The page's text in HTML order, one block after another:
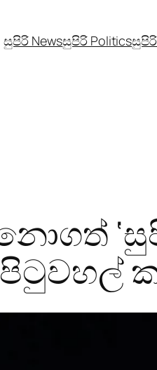
සුපිරි Newsසුපිරි Politicsසුපිරි